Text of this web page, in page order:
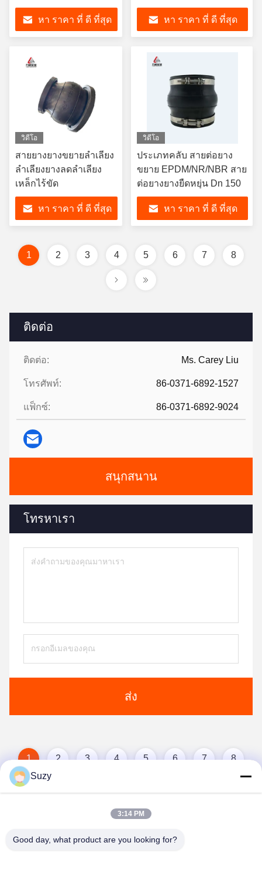
ติดต่อ
ติดต่อ: Ms. Carey Liu
โทรศัพท์: 86-0371-6892-1527
แฟ็กซ์: 86-0371-6892-9024
สนุกสนาน
โทรหาเรา
ส่ง
สายท่อ
หา ราคา ที่ ดี ที่สุด
ยางขยาย
หา ราคา ที่ ดี ที่สุด
วิดีโอ
สายยางยางขยายลําเลียง
ลําเลียงยางลดลําเลียง
เหล็กไร้ขัด
หา ราคา ที่ ดี ที่สุด
วิดีโอ
ประเภทคลับ สายต่อยาง
ขยาย EPDM/NR/NBR สาย
ต่อยางยางยืดหยุ่น Dn 150
หา ราคา ที่ ดี ที่สุด
1 2 3 4 5 6 7 8
1 2 3 4 5 6 7
8
Suzy
3:14 PM
Good day, what product are you looking for?